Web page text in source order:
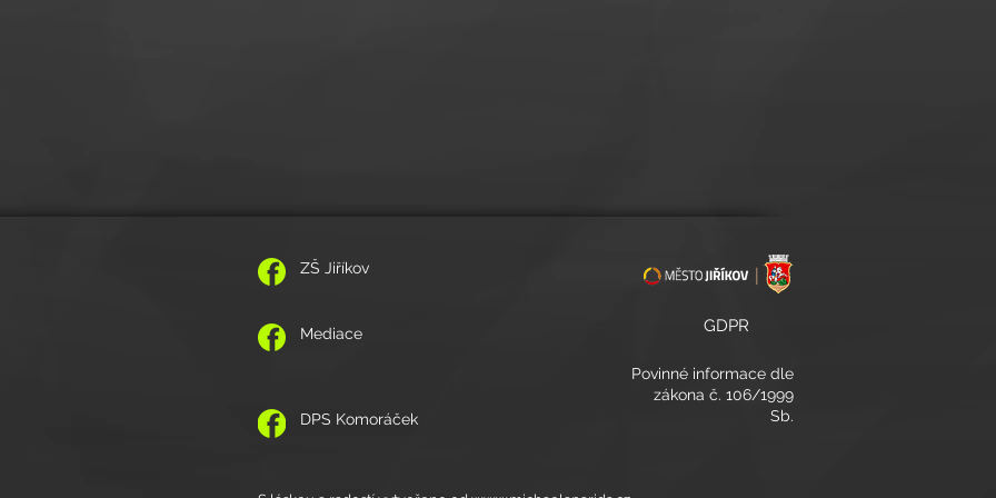
ZŠ Jiříkov
Mediace
DPS Komoráček
GDPR
Povinné informace dle
zákona č. 106/1999
Sb.